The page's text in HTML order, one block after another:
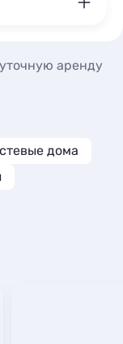
аренду
дома